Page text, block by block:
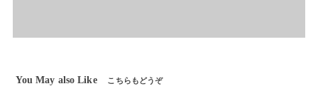
You May also Like こちらもどうぞ